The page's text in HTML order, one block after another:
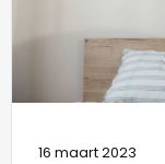
16 maart 2023